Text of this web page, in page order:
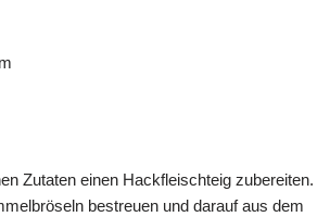
Zutaten einen Hackfleischteig zubereiten.
bestreuen und darauf aus dem